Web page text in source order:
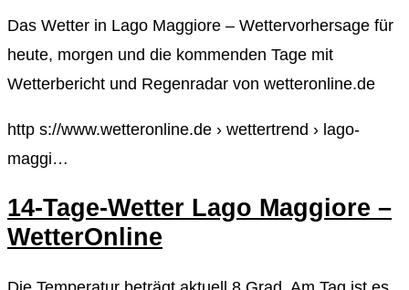
Das Wetter in Lago Maggiore – Wettervorhersage für
heute, morgen und die kommenden Tage mit
Wetterbericht und Regenradar von wetteronline.de
http s://www.wetteronline.de › wettertrend › lago-
maggi…
14-Tage-Wetter Lago Maggiore –
WetterOnline